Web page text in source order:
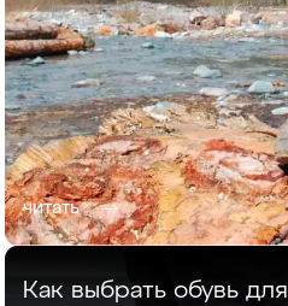
читать
Как выбрать обувь для